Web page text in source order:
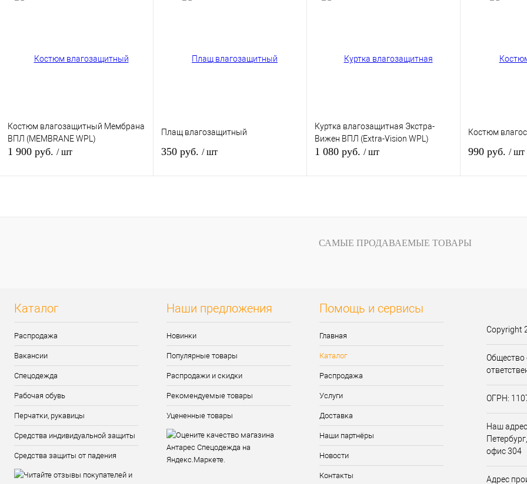
Размер одежды:
наличии
Костюм влагозащитный Мембрана
ВПЛ (MEMBRANE WPL)
1 900 руб. / шт
Рост:
170-176
Плащ влагозащитный
350 руб. / шт
XL
Куртка влагозащитная Экстра-
Вижен ВПЛ (Extra-Vision WPL)
1 080 руб. / шт
В избранное
В
Костюм
990 руб. / шт
САМЫЕ ПРОДАВАЕМЫЕ ТОВАРЫ
Каталог
Распродажа
Вакансии
Спецодежда
Рабочая обувь
Перчатки, рукавицы
Средства индивидуальной защиты
Средства защиты от падения
Наши предложения
Новинки
Популярные товары
Распродажи и скидки
Рекомендуемые товары
Уцененные товары
Помощь и сервисы
Главная
Каталог
Распродажа
Услуги
Доставка
Наши партнёры
Новости
Контакты
Copyright
Общество
ОГРН:
Наш
офис 304
Адрес